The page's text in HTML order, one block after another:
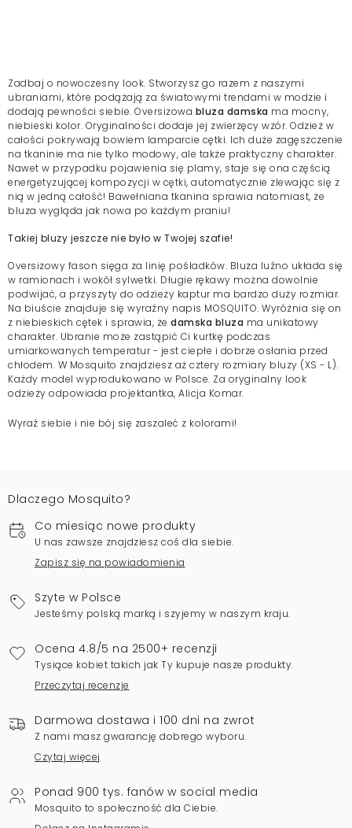
Zadbaj o nowoczesny look. Stworzysz go razem z naszymi
ubraniami, które podążają za światowymi trendami w modzie i
dodają pewności siebie. Oversizowa bluza damska ma mocny,
niebieski kolor. Oryginalności dodaje jej zwierzęcy wzór. Odzież w
całości pokrywają bowiem lamparcie cętki. Ich duże zagęszczenie
na tkaninie ma nie tylko modowy, ale także praktyczny charakter.
Nawet w przypadku pojawienia się plamy, staje się ona częścią
energetyzującej kompozycji w cętki, automatycznie zlewając się z
nią w jedną całość! Bawełniana tkanina sprawia natomiast, że
bluza wygląda jak nowa po każdym praniu!
Takiej bluzy jeszcze nie było w Twojej szafie!
Oversizowy fason sięga za linię pośladków. Bluza luźno układa się
w ramionach i wokół sylwetki. Długie rękawy można dowolnie
podwijać, a przyszyty do odzieży kaptur ma bardzo duży rozmiar.
Na biuście znajduje się wyraźny napis MOSQUITO. Wyróżnia się on
z niebieskich cętek i sprawia, że damska bluza ma unikatowy
charakter. Ubranie może zastąpić Ci kurtkę podczas
umiarkowanych temperatur - jest ciepłe i dobrze osłania przed
chłodem. W Mosquito znajdziesz aż cztery rozmiary bluzy (XS - L).
Każdy model wyprodukowano w Polsce. Za oryginalny look
odzieży odpowiada projektantka, Alicja Komar.
Wyraź siebie i nie bój się zaszaleć z kolorami!
Dlaczego Mosquito?
Co miesiąc nowe produkty
U nas zawsze znajdziesz coś dla siebie.
Zapisz się na powiadomienia
Szyte w Polsce
Jesteśmy polską marką i szyjemy w naszym kraju.
Ocena 4.8/5 na 2500+ recenzji
Tysiące kobiet takich jak Ty kupuje nasze produkty.
Przeczytaj recenzje
Darmowa dostawa i 100 dni na zwrot
Z nami masz gwarancję dobrego wyboru.
Czytaj więcej
Ponad 900 tys. fanów w social media
Mosquito to społeczność dla Ciebie.